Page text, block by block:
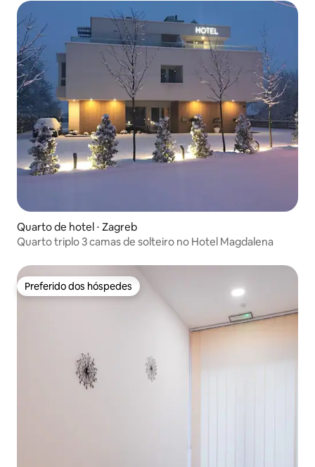
Quarto de hotel ⋅ Zagreb
Quarto triplo 3 camas de solteiro no Hotel Magdalena
Preferido dos hóspedes
Preferido dos hóspedes